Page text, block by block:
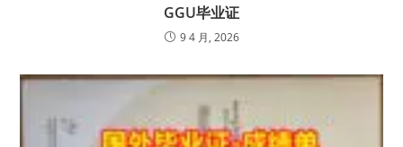
GGU毕业证
9 4 月, 2026